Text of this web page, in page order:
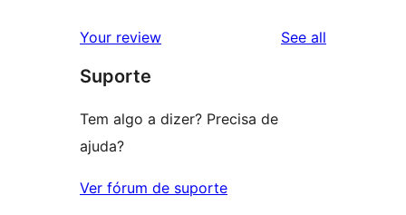
reviews
star
reviews
Your review See all
Suporte
Tem algo a dizer? Precisa de
ajuda?
Ver fórum de suporte